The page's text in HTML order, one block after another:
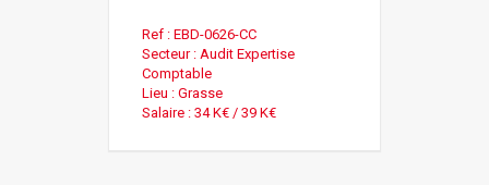
Ref : EBD-0626-CC
Secteur : Audit Expertise
Comptable
Lieu : Grasse
Salaire : 34 K€ / 39 K€